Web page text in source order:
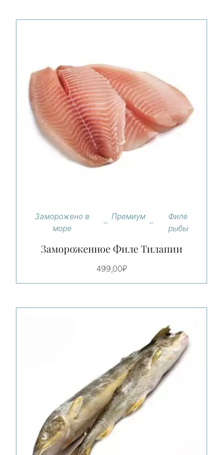
Заморожено в
море
Премиум
Филе
рыбы
Замороженное Филе Тилапии
499,00₽